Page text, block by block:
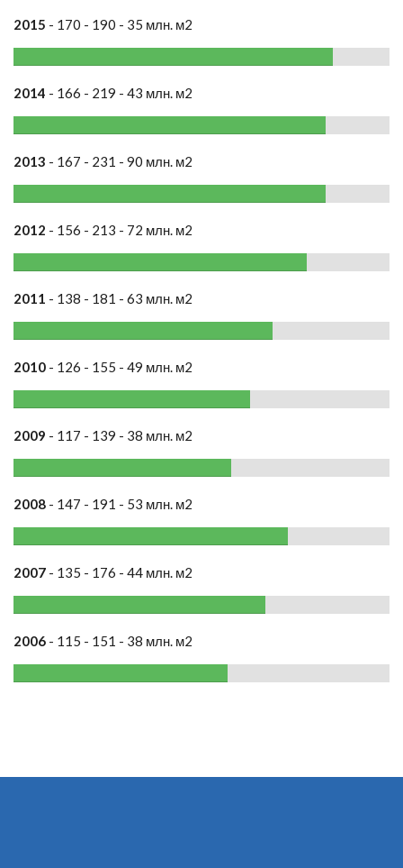
2015 - 170 - 190 - 35 млн. м2
2014 - 166 - 219 - 43 млн. м2
2013 - 167 - 231 - 90 млн. м2
2012 - 156 - 213 - 72 млн. м2
2011 - 138 - 181 - 63 млн. м2
2010 - 126 - 155 - 49 млн. м2
2009 - 117 - 139 - 38 млн. м2
2008 - 147 - 191 - 53 млн. м2
2007 - 135 - 176 - 44 млн. м2
2006 - 115 - 151 - 38 млн. м2